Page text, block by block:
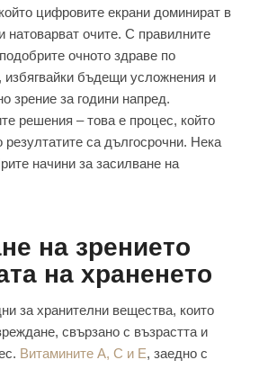
цифровите екрани доминират в
натоварват очите. С правилните
очното здраве по
избягвайки бъдещи усложнения и
зрение за години напред.
решения – това е процес, който
са дългосрочни. Нека
начини за засилване на
на зрението
на храненето
за хранителни вещества, които
свързано с възрастта и
Витамините A, C и E, заедно с